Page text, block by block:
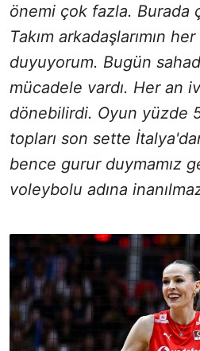
önemi çok fazla. Burada
Takım arkadaşlarımın
duyuyorum. Bugün
mücadele vardı. Her an
dönebilirdi. Oyun yüzde
topları son sette
bence gurur duymamız
voleybolu adına